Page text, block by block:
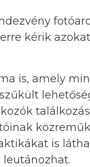
kérik
is, amely
is